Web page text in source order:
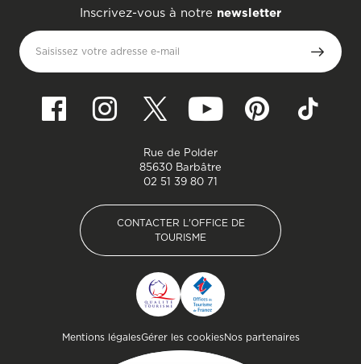
Mentions légalesGérer les cookiesNos partenaires
Inscrivez-vous à notre newsletter
Saisissez votre adresse e-mail
Rue de Polder
85630 Barbâtre
02 51 39 80 71
CONTACTER L'OFFICE DE
TOURISME
CONTACTER L'OFFICE DE
TOURISME